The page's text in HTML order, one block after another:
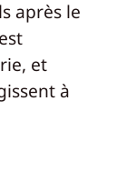
après le
et
à